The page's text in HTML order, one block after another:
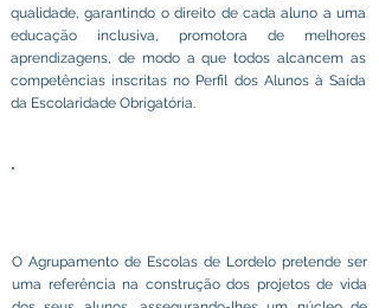
qualidade, garantindo o direito de cada aluno a uma
educação inclusiva, promotora de melhores
aprendizagens, de modo a que todos alcancem as
competências inscritas no Perfil dos Alunos à Saída
da Escolaridade Obrigatória.
O Agrupamento de Escolas de Lordelo pretende ser
uma referência na construção dos projetos de vida